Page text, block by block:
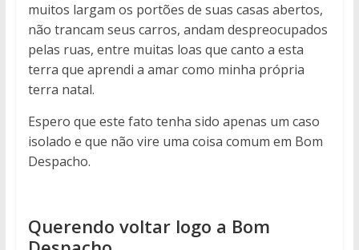
muitos largam os portões de suas casas abertos,
não trancam seus carros, andam despreocupados
pelas ruas, entre muitas loas que canto a esta
terra que aprendi a amar como minha própria
terra natal.
Espero que este fato tenha sido apenas um caso
isolado e que não vire uma coisa comum em Bom
Despacho.
Querendo voltar logo a Bom